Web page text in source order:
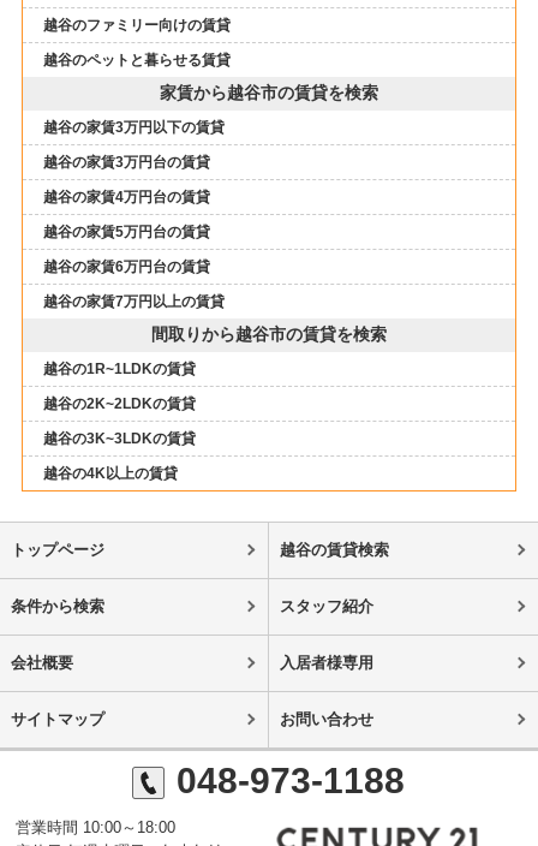
越谷のファミリー向けの賃貸
越谷のペットと暮らせる賃貸
家賃から越谷市の賃貸を検索
越谷の家賃3万円以下の賃貸
越谷の家賃3万円台の賃貸
越谷の家賃4万円台の賃貸
越谷の家賃5万円台の賃貸
越谷の家賃6万円台の賃貸
越谷の家賃7万円以上の賃貸
間取りから越谷市の賃貸を検索
越谷の1R~1LDKの賃貸
越谷の2K~2LDKの賃貸
越谷の3K~3LDKの賃貸
越谷の4K以上の賃貸
トップページ 越谷の賃貸検索
条件から検索 スタッフ紹介
会社概要 入居者様専用
サイトマップ お問い合わせ
048-973-1188
営業時間 10:00～18:00